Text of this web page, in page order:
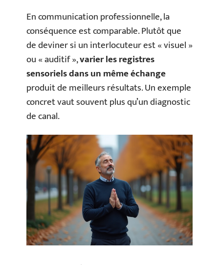
En communication professionnelle, la
conséquence est comparable. Plutôt que
de deviner si un interlocuteur est « visuel »
ou « auditif »,varier les registres
sensoriels dans un même échange
produit de meilleurs résultats. Un exemple
concret vaut souvent plus qu’un diagnostic
de canal.